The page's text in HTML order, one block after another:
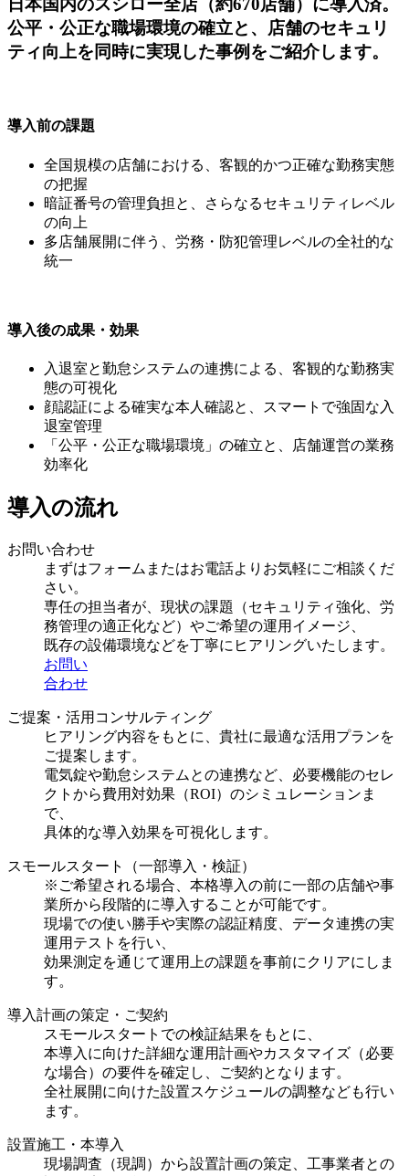
日本国内のスシロー全店（約670店舗）に導入済。
公平・公正な職場環境の確立と、店舗のセキュリ
ティ向上を同時に実現した事例をご紹介します。
導入前の課題
全国規模の店舗における、客観的かつ正確な勤務実態
の把握
暗証番号の管理負担と、さらなるセキュリティレベル
の向上
多店舗展開に伴う、労務・防犯管理レベルの全社的な
統一
導入後の成果・効果
入退室と勤怠システムの連携による、客観的な勤務実
態の可視化
顔認証による確実な本人確認と、スマートで強固な入
退室管理
「公平・公正な職場環境」の確立と、店舗運営の業務
効率化
導入の流れ
お問い合わせ
まずはフォームまたはお電話よりお気軽にご相談くだ
さい。
専任の担当者が、現状の課題（セキュリティ強化、労
務管理の適正化など）やご希望の運用イメージ、
既存の設備環境などを丁寧にヒアリングいたします。
お問い
合わせ
ご提案・活用コンサルティング
ヒアリング内容をもとに、貴社に最適な活用プランを
ご提案します。
電気錠や勤怠システムとの連携など、必要機能のセレ
クトから費用対効果（ROI）のシミュレーションま
で、
具体的な導入効果を可視化します。
スモールスタート（一部導入・検証）
※ご希望される場合、本格導入の前に一部の店舗や事
業所から段階的に導入することが可能です。
現場での使い勝手や実際の認証精度、データ連携の実
運用テストを行い、
効果測定を通じて運用上の課題を事前にクリアにしま
す。
導入計画の策定・ご契約
スモールスタートでの検証結果をもとに、
本導入に向けた詳細な運用計画やカスタマイズ（必要
な場合）の要件を確定し、ご契約となります。
全社展開に向けた設置スケジュールの調整なども行い
ます。
設置施工・本導入
現場調査（現調）から設置計画の策定、工事業者との